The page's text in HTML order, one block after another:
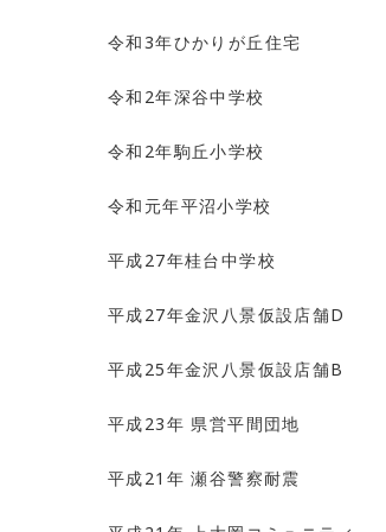
令和3年ひかりが丘住宅
令和2年深谷中学校
令和2年駒丘小学校
令和元年平沼小学校
平成27年桂台中学校
平成27年金沢八景仮設店舗D
平成25年金沢八景仮設店舗B
平成23年 県営平間団地
平成21年 瀬谷警察耐震